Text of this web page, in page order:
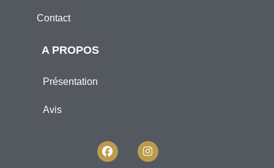
Contact
A PROPOS
Présentation
Avis